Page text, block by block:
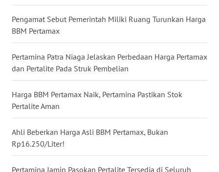
Pengamat Sebut Pemerintah Miliki Ruang Turunkan Harga
BBM Pertamax
Pertamina Patra Niaga Jelaskan Perbedaan Harga Pertamax
dan Pertalite Pada Struk Pembelian
Harga BBM Pertamax Naik, Pertamina Pastikan Stok
Pertalite Aman
Ahli Beberkan Harga Asli BBM Pertamax, Bukan
Rp16.250/Liter!
Pertamina Jamin Pasokan Pertalite Tersedia di Seluruh
NUSANTARA
JOGJA
JATIM
WN
BALI
WN
KALBAR